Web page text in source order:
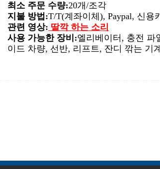
최소 주문 수량:20개/조각
지불 방법:T/T(계좌이체), Paypal, 신용
관련 영상: 딸깍 하는 소리
사용 가능한 장비:엘리베이터, 충전 파
이드 차량, 선반, 리프트, 잔디 깎는 기계